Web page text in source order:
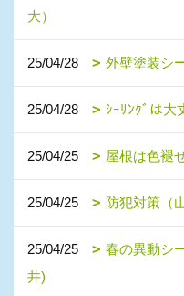
大）
25/04/28 外壁塗装シ
25/04/28 ｼｰﾘﾝｸﾞは大
25/04/25 屋根は色褪
25/04/25 防犯対策（
25/04/25
春の異動シ
井)